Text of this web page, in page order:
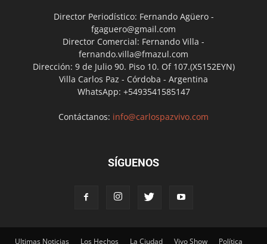
Director Periodístico: Fernando Agüero -
fgaguero@gmail.com
Director Comercial: Fernando Villa -
fernando.villa@fmazul.com
Dirección: 9 de Julio 90. Piso 10. Of 107.(X5152EYN)
Villa Carlos Paz - Córdoba - Argentina
WhatsApp: +5493541585147
Contáctanos: info@carlospazvivo.com
SÍGUENOS
Ultimas Noticias Los Hechos La Ciudad Vivo Show Política